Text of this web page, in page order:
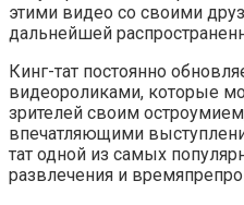
этими видео со своими
дальнейшей
Кинг-тат постоянно
видеороликами, которые
зрителей своим
впечатляющими
тат одной из самых
развлечения и